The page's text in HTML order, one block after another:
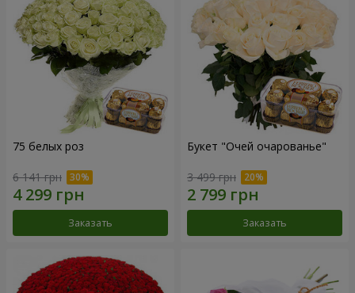
75 белых роз
6 141 грн
Заказать
Букет "Очей очарованье"
3 499 грн
Заказать